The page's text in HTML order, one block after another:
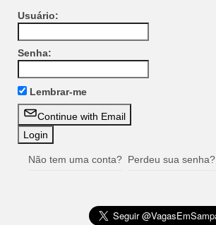
Usuário:
Senha:
Lembrar-me
Continue with Email
Não tem uma conta? Perdeu sua senha?